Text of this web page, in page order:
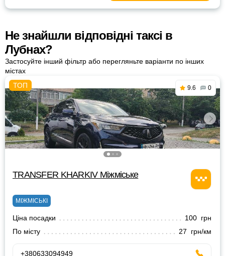
Не знайшли відповідні таксі в
Лубнах?
Застосуйте інший фільтр або перегляньте варіанти по інших
містах
9.6 0
TRANSFER KHARKIV Міжміське
МІЖМІСЬКІ
Ціна посадки
100 грн
По місту
27 грн/км
+380633094949